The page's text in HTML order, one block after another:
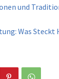
und
Was Steckt